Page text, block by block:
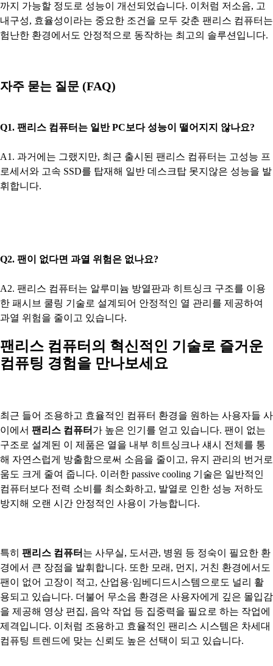
까지 가능할 정도로 성능이 개선되었습니다. 이처럼 저소음, 고
내구성, 효율성이라는 중요한 조건을 모두 갖춘 팬리스 컴퓨터는
험난한 환경에서도 안정적으로 동작하는 최고의 솔루션입니다.
자주 묻는 질문 (FAQ)
Q1. 팬리스 컴퓨터는 일반 PC보다 성능이 떨어지지 않나요?
A1. 과거에는 그랬지만, 최근 출시된 팬리스 컴퓨터는 고성능 프
로세서와 고속 SSD를 탑재해 일반 데스크탑 못지않은 성능을 발
휘합니다.
Q2. 팬이 없다면 과열 위험은 없나요?
A2. 팬리스 컴퓨터는 알루미늄 방열판과 히트싱크 구조를 이용
한 패시브 쿨링 기술로 설계되어 안정적인 열 관리를 제공하여
과열 위험을 줄이고 있습니다.
팬리스 컴퓨터의 혁신적인 기술로 즐거운
컴퓨팅 경험을 만나보세요
최근 들어 조용하고 효율적인 컴퓨터 환경을 원하는 사용자들 사
이에서 팬리스 컴퓨터 가 높은 인기를 얻고 있습니다. 팬이 없는
구조로 설계된 이 제품은 열을 내부 히트싱크나 섀시 전체를 통
해 자연스럽게 방출함으로써 소음을 줄이고, 유지 관리의 번거로
움도 크게 줄여 줍니다. 이러한 passive cooling 기술은 일반적인
컴퓨터보다 전력 소비를 최소화하고, 발열로 인한 성능 저하도
방지해 오랜 시간 안정적인 사용이 가능합니다.
특히 팬리스 컴퓨터 는 사무실, 도서관, 병원 등 정숙이 필요한 환
경에서 큰 장점을 발휘합니다. 또한 모래, 먼지, 거친 환경에서도
팬이 없어 고장이 적고, 산업용·임베디드시스템으로도 널리 활
용되고 있습니다. 더불어 무소음 환경은 사용자에게 깊은 몰입감
을 제공해 영상 편집, 음악 작업 등 집중력을 필요로 하는 작업에
제격입니다. 이처럼 조용하고 효율적인 팬리스 시스템은 차세대
컴퓨팅 트렌드에 맞는 신뢰도 높은 선택이 되고 있습니다.